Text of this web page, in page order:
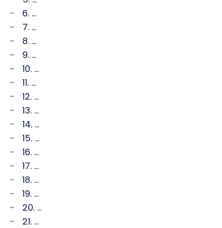
6. ...
7. ...
8. ...
9. ...
10. ...
11. ...
12. ...
13. ...
14. ...
15. ...
16. ...
17. ...
18. ...
19. ...
20. ...
21. ...